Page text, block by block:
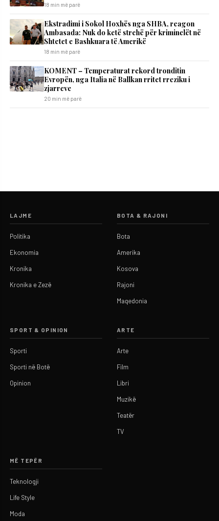
18 min më parë
Ekstradimi i Sokol Hoxhës nga SHBA, reagon
Ambasada: Nuk do ketë strehë për kriminelët në
Shtetet e Bashkuara të Amerikë
18 min më parë
KOMENT – Temperaturat rekord tronditin
Evropën, nga Italia në Ballkan rritet rreziku i
zjarreve
20 min më parë
LAJME
Politika
Ekonomia
Kronika
Kronika e Zezë
BOTA & RAJONI
Bota
Amerika
Kosova
Rajoni
Maqedonia
SPORT & OPINION
Sporti
Sporti në Botë
Opinion
ARTE
Arte
Film
Libri
Muzikë
Teatër
TV
MË TEPËR
Teknologji
Life Style
Moda